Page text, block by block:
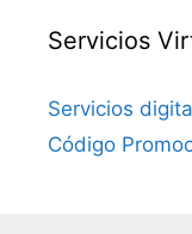
Servicios
Servicios
Código